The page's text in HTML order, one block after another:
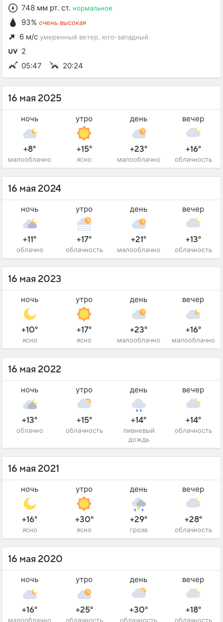
748 мм рт. ст. нормальное
93% очень высокая
6 м/с умеренный ветер , юго-западный
2
05:47
20:24
16 мая 2025
ночь
+8°
малооблачно
утро
+15°
ясно
день
+23°
малооблачно
вечер
+16°
облачность
16 мая 2024
ночь
+11°
облачно
утро
+17°
облачность
день
+21°
малооблачно
вечер
+13°
облачность
16 мая 2023
ночь
+10°
ясно
утро
+17°
ясно
день
+23°
малооблачно
вечер
+16°
малооблачно
16 мая 2022
ночь
+13°
облачно
утро
+15°
облачность
день
+14°
ливневый
дождь
вечер
+14°
облачность
16 мая 2021
ночь
+16°
ясно
утро
+30°
ясно
день
+29°
гроза
вечер
+28°
облачность
16 мая 2020
ночь
+16°
малооблачно
утро
+25°
облачность
день
+30°
облачность
вечер
+18°
облачность